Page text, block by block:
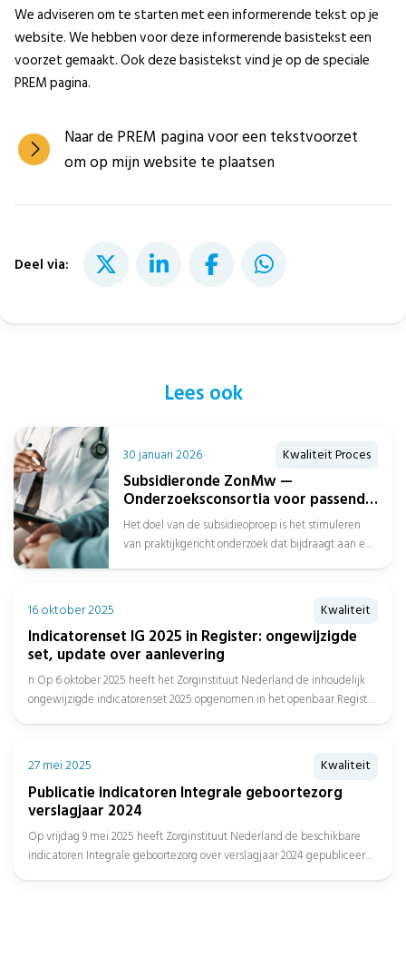
We adviseren om te starten met een informerende tekst op je
website. We hebben voor deze informerende basistekst een
voorzet gemaakt. Ook deze basistekst vind je op de speciale
PREM pagina.
Naar de PREM pagina voor een tekstvoorzet
om op mijn website te plaatsen
Deel via:
Lees ook
30 januari 2026 Kwaliteit Proces
Subsidieronde ZonMw —
Onderzoeksconsortia voor passend
zorgaanbod over de gehele
zorgketen
Het doel van de subsidieoproep is het stimuleren
van praktijkgericht onderzoek dat bijdraagt aan een
16 oktober 2025 Kwaliteit
Indicatorenset IG 2025 in Register: ongewijzigde
set, update over aanlevering
n Op 6 oktober 2025 heeft het Zorginstituut Nederland de inhoudelijk
ongewijzigde indicatorenset 2025 opgenomen in het openbaar Register
27 mei 2025 Kwaliteit
Publicatie indicatoren Integrale geboortezorg
verslagjaar 2024
Op vrijdag 9 mei 2025 heeft Zorginstituut Nederland de beschikbare
indicatoren Integrale geboortezorg over verslagjaar 2024 gepubliceerd,